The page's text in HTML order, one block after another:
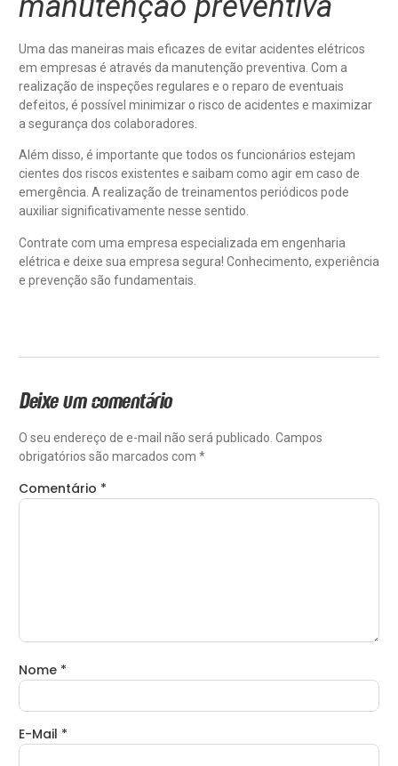
Uma das maneiras mais eficazes de evitar acidentes elétricos
em empresas é através da manutenção preventiva. Com a
realização de inspeções regulares e o reparo de eventuais
defeitos, é possível minimizar o risco de acidentes e maximizar
a segurança dos colaboradores.
Além disso, é importante que todos os funcionários estejam
cientes dos riscos existentes e saibam como agir em caso de
emergência. A realização de treinamentos periódicos pode
auxiliar significativamente nesse sentido.
Contrate com uma empresa especializada em engenharia
elétrica e deixe sua empresa segura! Conhecimento, experiência
e prevenção são fundamentais.
Deixe um comentário
O seu endereço de e-mail não será publicado. Campos
obrigatórios são marcados com *
Comentário *
Nome *
E-Mail *